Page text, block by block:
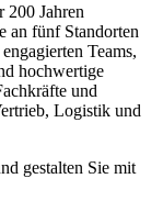
200 Jahren
an fünf Standorten
Teams,
hochwertige
und
Logistik und
gestalten Sie mit